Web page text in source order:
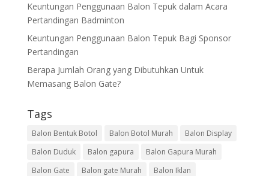
Keuntungan Penggunaan Balon Tepuk dalam Acara
Pertandingan Badminton
Keuntungan Penggunaan Balon Tepuk Bagi Sponsor
Pertandingan
Berapa Jumlah Orang yang Dibutuhkan Untuk
Memasang Balon Gate?
Tags
Balon Bentuk Botol Balon Botol Murah
Balon Display
Balon Duduk
Balon gapura
Balon Gapura Murah
Balon Gate
Balon gate Murah
Balon Iklan